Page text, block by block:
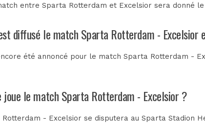
entre Sparta Rotterdam et Excelsior sera donné
diffusé le match Sparta Rotterdam - Excelsior
été annoncé pour le match Sparta Rotterdam -
joue le match Sparta Rotterdam - Excelsior ?
- Excelsior se disputera auSparta Stadion